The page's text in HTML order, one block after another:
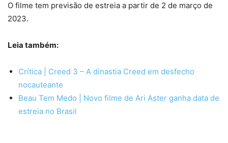
O filme tem previsão de estreia a partir de 2 de março de
2023.
Leia também:
Crítica | Creed 3 – A dinastia Creed em desfecho
nocauteante
Beau Tem Medo | Novo filme de Ari Aster ganha data de
estreia no Brasil